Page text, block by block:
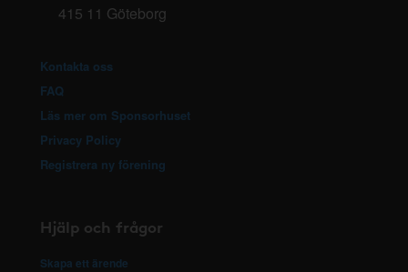
415 11 Göteborg
Kontakta oss
FAQ
Läs mer om Sponsorhuset
Privacy Policy
Registrera ny förening
Hjälp och frågor
Skapa ett ärende